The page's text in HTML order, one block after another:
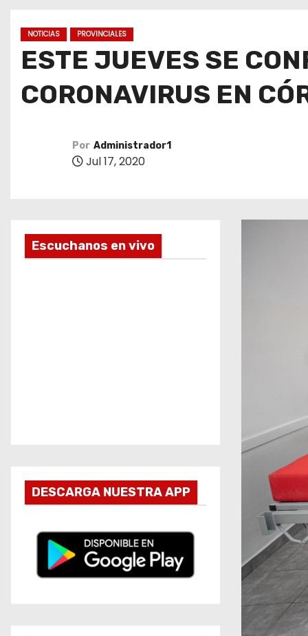
NOTICIAS PROVINCIALES
ESTE JUEVES SE
CORONAVIRUS EN
Por Administrador1
Jul 17, 2020
Escuchanos en vivo
DESCARGA NUESTRA APP